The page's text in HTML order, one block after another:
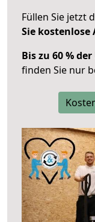
Füllen Sie jetzt
Sie kostenlose
Bis zu 60 %
finden Sie nur